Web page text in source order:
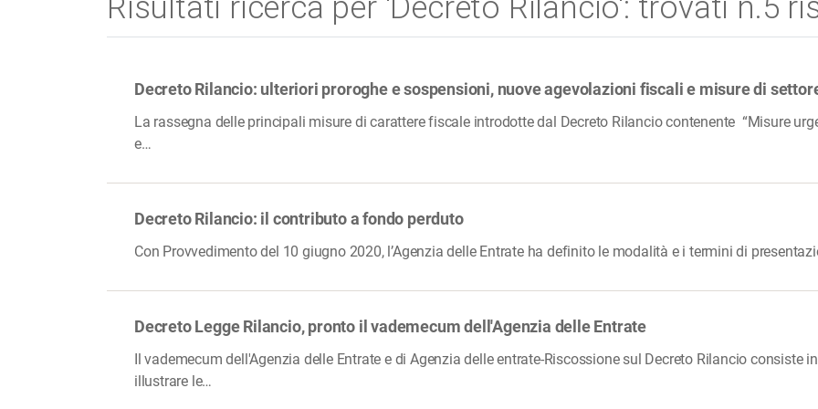
Decreto Rilancio: ulteriori proroghe e sospensioni, nuove agevolazioni fiscali e misure di
La rassegna delle principali misure di carattere fiscale introdotte dal Decreto Rilancio contenente “Misure
e…
Decreto Rilancio: il contributo a fondo perduto
Con Provvedimento del 10 giugno 2020, l’Agenzia delle Entrate ha definito le modalità e i termini di
Decreto Legge Rilancio, pronto il vademecum dell'Agenzia delle Entrate
Il vademecum dell'Agenzia delle Entrate e di Agenzia delle entrate-Riscossione sul Decreto Rilancio consiste
illustrare le…